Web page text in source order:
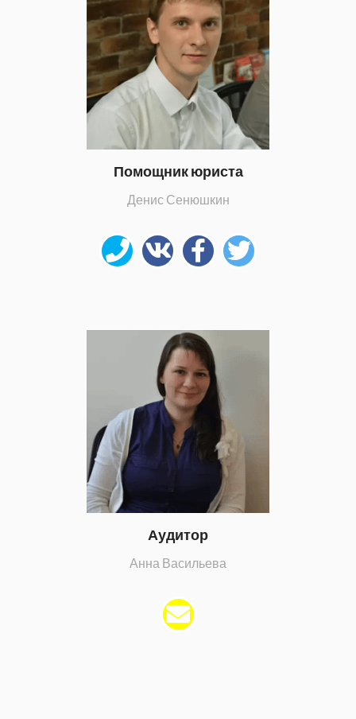
Помощник юриста
Денис Сенюшкин
Аудитор
Анна Васильева